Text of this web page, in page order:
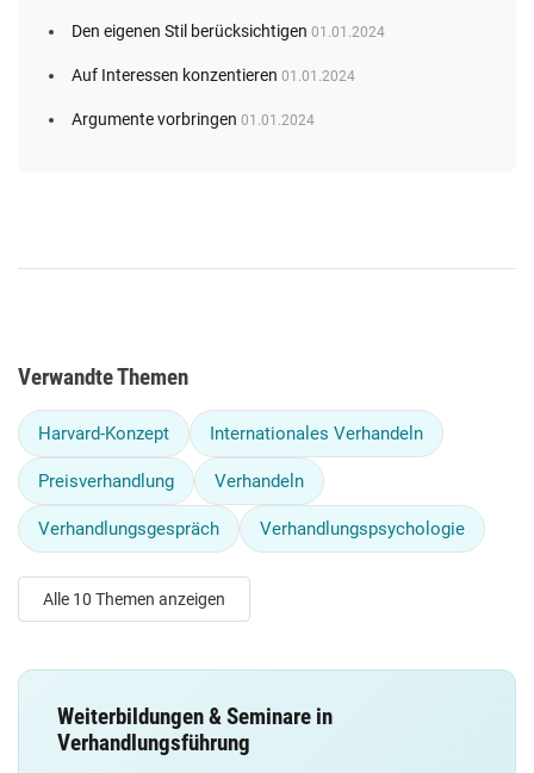
Den eigenen Stil berücksichtigen 01.01.2024
Auf Interessen konzentieren 01.01.2024
Argumente vorbringen 01.01.2024
Verwandte Themen
Harvard-Konzept Internationales Verhandeln
Preisverhandlung Verhandeln
Verhandlungsgespräch Verhandlungspsychologie
Alle 10 Themen anzeigen
Weiterbildungen & Seminare in
Verhandlungsführung